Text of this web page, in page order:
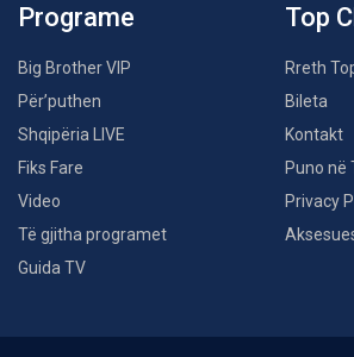
Programe
Big Brother VIP
Për’puthen
Shqipëria LIVE
Fiks Fare
Video
Të gjitha programet
Guida TV
Top
Rreth
Bileta
Kontakt
Puno në
Privacy